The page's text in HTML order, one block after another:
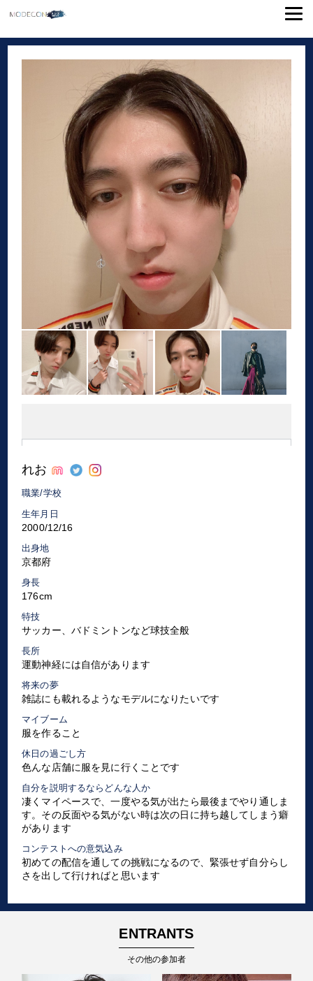
れお
職業/学校
生年月日
2000/12/16
出身地
京都府
身長
176cm
特技
サッカー、バドミントンなど球技全般
長所
運動神経には自信があります
将来の夢
雑誌にも載れるようなモデルになりたいです
マイブーム
服を作ること
休日の過ごし方
色んな店舗に服を見に行くことです
自分を説明するならどんな人か
凄くマイペースで、一度やる気が出たら最後までやり通しま
す。その反面やる気がない時は次の日に持ち越してしまう癖
があります
コンテストへの意気込み
初めての配信を通しての挑戦になるので、緊張せず自分らし
さを出して行ければと思います
ENTRANTS
その他の参加者